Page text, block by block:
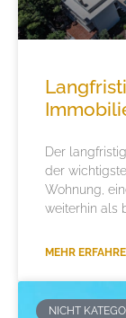
Der
der
Wohnung,
weiterhin als
MEHR
NICHT